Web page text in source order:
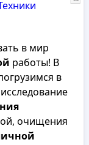
в мир
работы! В
в
очищения